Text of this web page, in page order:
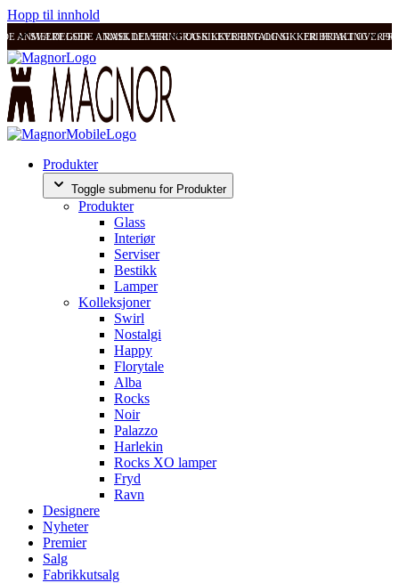
Hopp til innhold
ANMELDELSER RASK LEVERING OG SIKKER BETALING FRI FRAKT OVER
SVÆRT GODE ANMELDELSER RASK LEVERING OG SIKKER BETALING
Produkter
Toggle submenu for Produkter
Produkter
Glass
Interiør
Serviser
Bestikk
Lamper
Kolleksjoner
Swirl
Nostalgi
Happy
Florytale
Alba
Rocks
Noir
Palazzo
Harlekin
Rocks XO lamper
Fryd
Ravn
Designere
Nyheter
Premier
Salg
Fabrikkutsalg